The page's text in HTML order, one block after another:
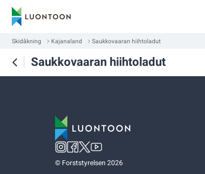
Skidåkning Kajanaland Saukkovaaran hiihtoladut
Saukkovaaran hiihtoladut
©Forststyrelsen 2026